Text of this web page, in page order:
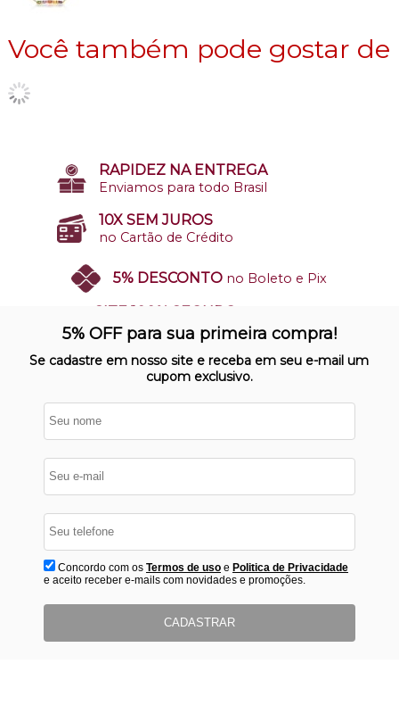
Você também pode gostar de
RAPIDEZ NA ENTREGA
Enviamos para todo Brasil
10X SEM JUROS
no Cartão de Crédito
5% DESCONTO no Boleto e Pix
Nosso site opera em ambiente
protegido
5% OFF para sua primeira compra!
Se cadastre em nosso site e receba em seu e-mail um
cupom exclusivo.
Concordo com os Termos de usoe Politica de Privacidade
e aceito receber e-mails com novidades e promoções.
CADASTRAR